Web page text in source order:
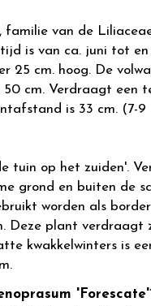
, familie van de
is van ca. juni tot
25 cm. hoog. De
50 cm. Verdraagt een
is 33 cm. (7-9
tuin op het zuiden'.
grond en buiten de
worden als
Deze plant verdraagt
kwakkelwinters is
'Forescate'